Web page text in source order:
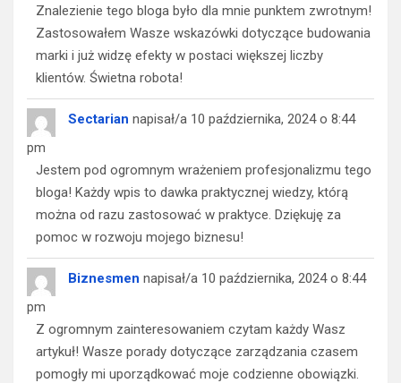
Znalezienie tego bloga było dla mnie punktem zwrotnym!
Zastosowałem Wasze wskazówki dotyczące budowania
marki i już widzę efekty w postaci większej liczby
klientów. Świetna robota!
Sectarian napisał/a 10 października, 2024 o 8:44
pm
Jestem pod ogromnym wrażeniem profesjonalizmu tego
bloga! Każdy wpis to dawka praktycznej wiedzy, którą
można od razu zastosować w praktyce. Dziękuję za
pomoc w rozwoju mojego biznesu!
Biznesmen napisał/a 10 października, 2024 o 8:44
pm
Z ogromnym zainteresowaniem czytam każdy Wasz
artykuł! Wasze porady dotyczące zarządzania czasem
pomogły mi uporządkować moje codzienne obowiązki.